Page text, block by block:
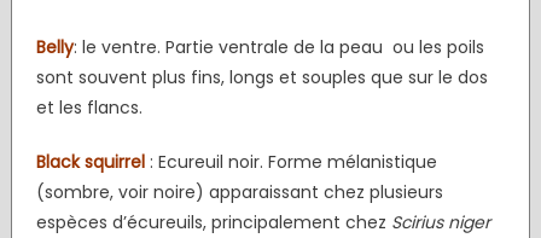
Belly: le ventre. Partie ventrale de la peau ou les poils
sont souvent plus fins, longs et souples que sur le dos
et les flancs.
Black squirrel : Ecureuil noir. Forme mélanistique
(sombre, voir noire) apparaissant chez plusieurs
espèces d’écureuils, principalement chez Scirius niger